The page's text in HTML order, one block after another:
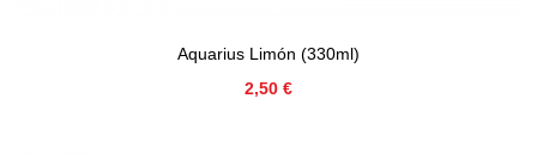
Aquarius Limón (330ml)
Precio
2,50 €